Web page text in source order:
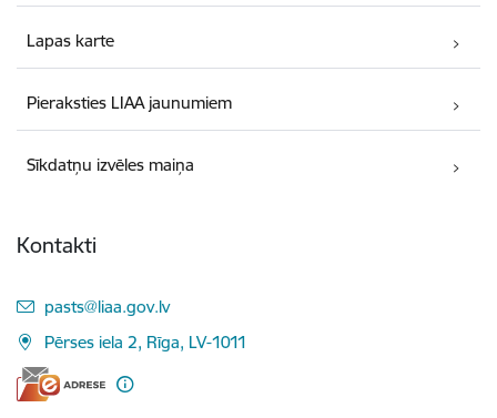
Lapas karte
Pieraksties LIAA jaunumiem
Sīkdatņu izvēles maiņa
Kontakti
E-pasts:
pasts@liaa.gov.lv
Pērses iela 2, Rīga, LV-1011